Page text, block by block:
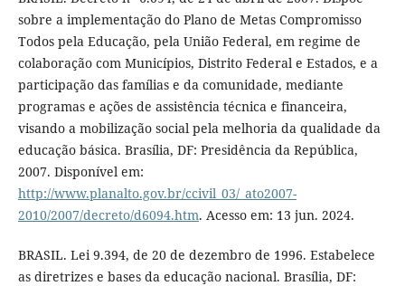
sobre a implementação do Plano de Metas Compromisso
Todos pela Educação, pela União Federal, em regime de
colaboração com Municípios, Distrito Federal e Estados, e a
participação das famílias e da comunidade, mediante
programas e ações de assistência técnica e financeira,
visando a mobilização social pela melhoria da qualidade da
educação básica. Brasília, DF: Presidência da República,
2007. Disponível em:
http://www.planalto.gov.br/ccivil_03/_ato2007-
2010/2007/decreto/d6094.htm. Acesso em: 13 jun. 2024.
BRASIL. Lei 9.394, de 20 de dezembro de 1996. Estabelece
as diretrizes e bases da educação nacional. Brasília, DF: